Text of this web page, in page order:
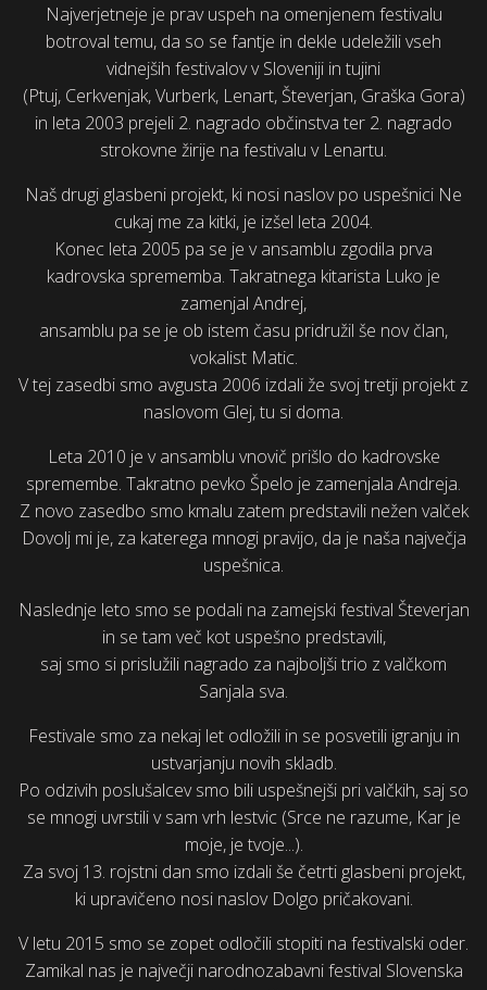
Najverjetneje je prav uspeh na omenjenem festivalu
botroval temu, da so se fantje in dekle udeležili vseh
vidnejših festivalov v Sloveniji in tujini
(Ptuj, Cerkvenjak, Vurberk, Lenart, Števerjan, Graška Gora)
in leta 2003 prejeli 2. nagrado občinstva ter 2. nagrado
strokovne žirije na festivalu v Lenartu.
Naš drugi glasbeni projekt, ki nosi naslov po uspešnici Ne
cukaj me za kitki, je izšel leta 2004.
Konec leta 2005 pa se je v ansamblu zgodila prva
kadrovska sprememba. Takratnega kitarista Luko je
zamenjal Andrej,
ansamblu pa se je ob istem času pridružil še nov član,
vokalist Matic.
V tej zasedbi smo avgusta 2006 izdali že svoj tretji projekt z
naslovom Glej, tu si doma.
Leta 2010 je v ansamblu vnovič prišlo do kadrovske
spremembe. Takratno pevko Špelo je zamenjala Andreja.
Z novo zasedbo smo kmalu zatem predstavili nežen valček
Dovolj mi je, za katerega mnogi pravijo, da je naša največja
uspešnica.
Naslednje leto smo se podali na zamejski festival Števerjan
in se tam več kot uspešno predstavili,
saj smo si prislužili nagrado za najboljši trio z valčkom
Sanjala sva.
Festivale smo za nekaj let odložili in se posvetili igranju in
ustvarjanju novih skladb.
Po odzivih poslušalcev smo bili uspešnejši pri valčkih, saj so
se mnogi uvrstili v sam vrh lestvic (Srce ne razume, Kar je
moje, je tvoje...).
Za svoj 13. rojstni dan smo izdali še četrti glasbeni projekt,
ki upravičeno nosi naslov Dolgo pričakovani.
V letu 2015 smo se zopet odločili stopiti na festivalski oder.
Zamikal nas je največji narodnozabavni festival Slovenska